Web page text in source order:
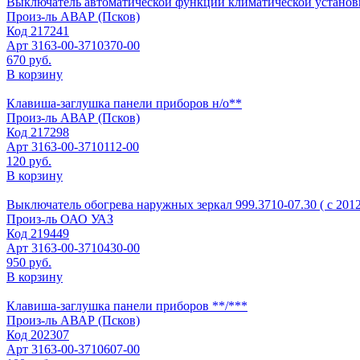
Произ-ль АВАР (Псков)
Код 217241
Арт 3163-00-3710370-00
670 руб.
В корзину
Клавиша-заглушка панели приборов н/о**
Произ-ль АВАР (Псков)
Код 217298
Арт 3163-00-3710112-00
120 руб.
В корзину
Выключатель обогрева наружных зеркал 999.3710-07.30 ( с
Произ-ль ОАО УАЗ
Код 219449
Арт 3163-00-3710430-00
950 руб.
В корзину
Клавиша-заглушка панели приборов **/***
Произ-ль АВАР (Псков)
Код 202307
Арт 3163-00-3710607-00